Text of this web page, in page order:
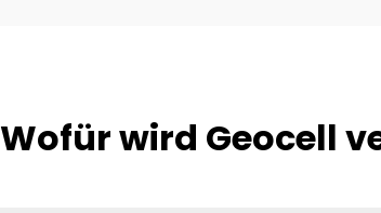
Wofür wird Geocell